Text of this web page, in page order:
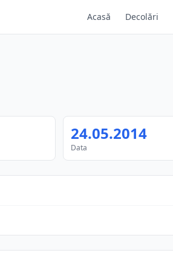
Acasă Decolări
24.05.2014
Data